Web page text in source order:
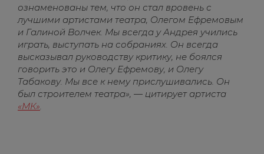
ознаменованы тем, что он стал вровень с
лучшими артистами театра, Олегом Ефремовым
и Галиной Волчек. Мы всегда у Андрея учились
играть, выступать на собраниях. Он всегда
высказывал руководству критику, не боялся
говорить это и Олегу Ефремову, и Олегу
Табакову. Мы все к нему прислушивались. Он
был строителем театра», — цитирует артиста
«МК»